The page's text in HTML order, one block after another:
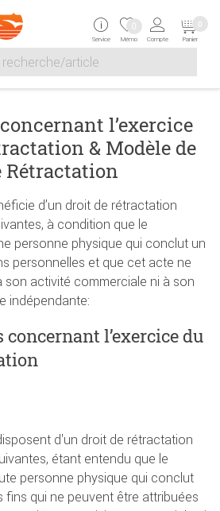
Zum Inhalt springen
der Eingabe von 3 Buchstaben
Service Mémo
0
Compte Panier
0
l’exercice
& Modèle de
Rétractation
d’un droit de rétractation
à condition que le
personne physique qui conclut un
personnelles et que cet acte ne
son activité commerciale ni à son
indépendante:
l’exercice du
d'un droit de rétractation
étant entendu que le
personne physique qui conclut
fins qui ne peuvent être attribuées